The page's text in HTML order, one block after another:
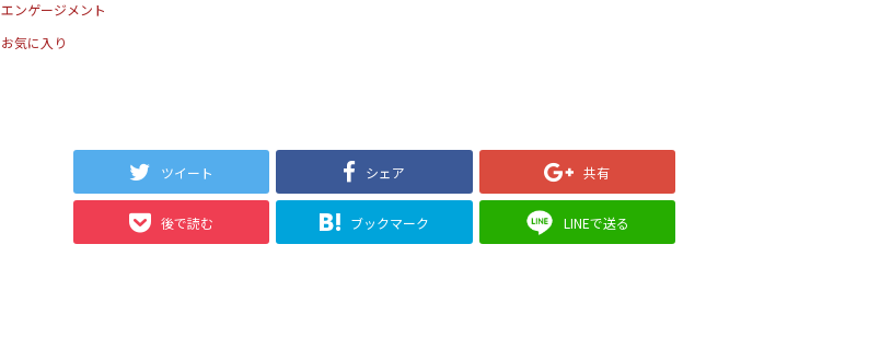
エンゲージメント
お気に入り
ツイート シェア 共有
後で読む ブックマーク LINEで送る